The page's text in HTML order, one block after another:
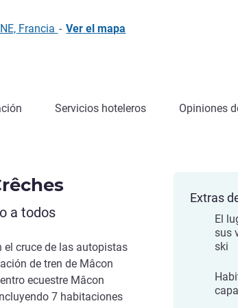
Francia - Ver el mapa
Servicios hoteleros Opiniones
a todos
el cruce de las autopistas
de tren de Mâcon
ecuestre Mâcon
7 habitaciones
Extras
El
sus
ski